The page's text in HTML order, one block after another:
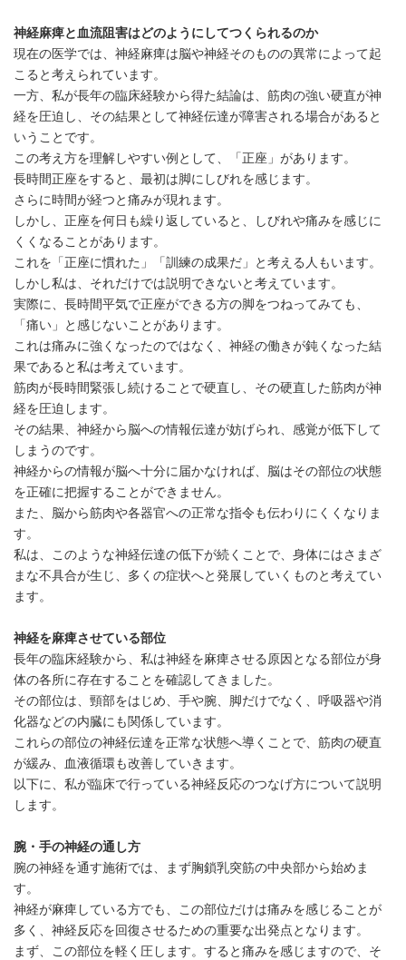
神経麻痺と血流阻害はどのようにしてつくられるのか
現在の医学では、神経麻痺は脳や神経そのものの異常によって起
こると考えられています。
一方、私が長年の臨床経験から得た結論は、筋肉の強い硬直が神
経を圧迫し、その結果として神経伝達が障害される場合があると
いうことです。
この考え方を理解しやすい例として、「正座」があります。
長時間正座をすると、最初は脚にしびれを感じます。
さらに時間が経つと痛みが現れます。
しかし、正座を何日も繰り返していると、しびれや痛みを感じに
くくなることがあります。
これを「正座に慣れた」「訓練の成果だ」と考える人もいます。
しかし私は、それだけでは説明できないと考えています。
実際に、長時間平気で正座ができる方の脚をつねってみても、
「痛い」と感じないことがあります。
これは痛みに強くなったのではなく、神経の働きが鈍くなった結
果であると私は考えています。
筋肉が長時間緊張し続けることで硬直し、その硬直した筋肉が神
経を圧迫します。
その結果、神経から脳への情報伝達が妨げられ、感覚が低下して
しまうのです。
神経からの情報が脳へ十分に届かなければ、脳はその部位の状態
を正確に把握することができません。
また、脳から筋肉や各器官への正常な指令も伝わりにくくなりま
す。
私は、このような神経伝達の低下が続くことで、身体にはさまざ
まな不具合が生じ、多くの症状へと発展していくものと考えてい
ます。
神経を麻痺させている部位
長年の臨床経験から、私は神経を麻痺させる原因となる部位が身
体の各所に存在することを確認してきました。
その部位は、頸部をはじめ、手や腕、脚だけでなく、呼吸器や消
化器などの内臓にも関係しています。
これらの部位の神経伝達を正常な状態へ導くことで、筋肉の硬直
が緩み、血液循環も改善していきます。
以下に、私が臨床で行っている神経反応のつなげ方について説明
します。
腕・手の神経の通し方
腕の神経を通す施術では、まず胸鎖乳突筋の中央部から始めま
す。
神経が麻痺している方でも、この部位だけは痛みを感じることが
多く、神経反応を回復させるための重要な出発点となります。
まず、この部位を軽く圧します。すると痛みを感じますので、そ